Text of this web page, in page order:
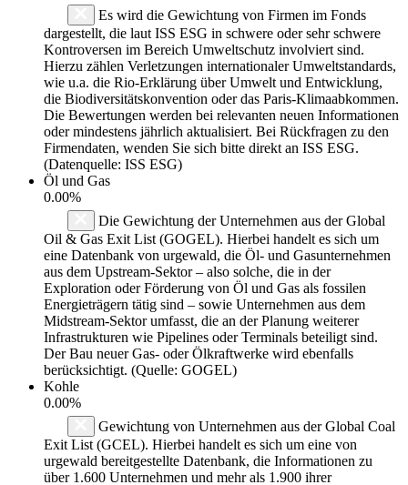
Es wird die Gewichtung von Firmen im Fonds
dargestellt, die laut ISS ESG in schwere oder sehr schwere
Kontroversen im Bereich Umweltschutz involviert sind.
Hierzu zählen Verletzungen internationaler Umweltstandards,
wie u.a. die Rio-Erklärung über Umwelt und Entwicklung,
die Biodiversitätskonvention oder das Paris-Klimaabkommen.
Die Bewertungen werden bei relevanten neuen Informationen
oder mindestens jährlich aktualisiert. Bei Rückfragen zu den
Firmendaten, wenden Sie sich bitte direkt an ISS ESG.
(Datenquelle: ISS ESG)
Öl und Gas
0.00%
Die Gewichtung der Unternehmen aus der Global
Oil & Gas Exit List (GOGEL). Hierbei handelt es sich um
eine Datenbank von urgewald, die Öl- und Gasunternehmen
aus dem Upstream-Sektor – also solche, die in der
Exploration oder Förderung von Öl und Gas als fossilen
Energieträgern tätig sind – sowie Unternehmen aus dem
Midstream-Sektor umfasst, die an der Planung weiterer
Infrastrukturen wie Pipelines oder Terminals beteiligt sind.
Der Bau neuer Gas- oder Ölkraftwerke wird ebenfalls
berücksichtigt. (Quelle: GOGEL)
Kohle
0.00%
Gewichtung von Unternehmen aus der Global Coal
Exit List (GCEL). Hierbei handelt es sich um eine von
urgewald bereitgestellte Datenbank, die Informationen zu
über 1.600 Unternehmen und mehr als 1.900 ihrer